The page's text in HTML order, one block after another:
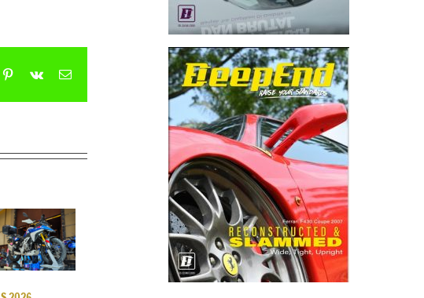
Pinterest
Vk Email